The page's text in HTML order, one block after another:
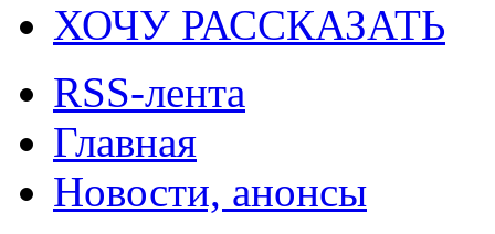
ХОЧУ РАССКАЗАТЬ
RSS-лента
Главная
Новости, анонсы